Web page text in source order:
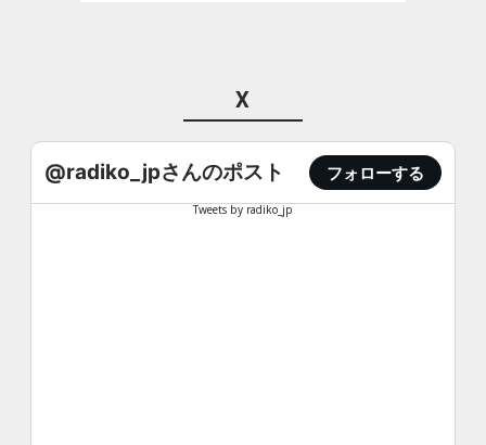
X
@radiko_jpさんのポスト フォローする
Tweets by radiko_jp